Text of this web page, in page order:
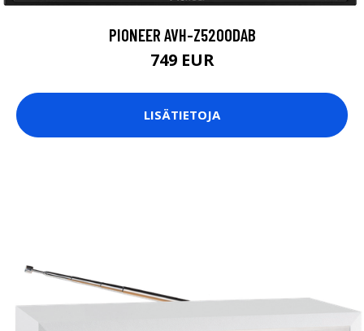
PIONEER AVH-Z5200DAB
749 EUR
LISÄTIETOJA